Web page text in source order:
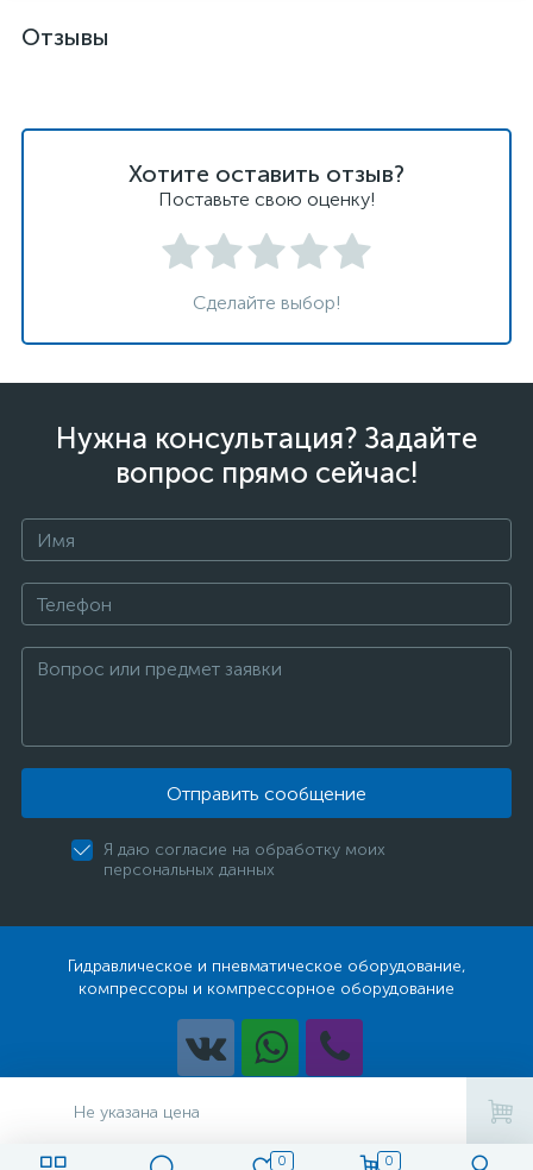
0 0
Не указана цена
Отзывы
Хотите оставить отзыв?
Поставьте свою оценку!
Сделайте выбор!
Нужна консультация? Задайте
вопрос прямо сейчас!
Отправить сообщение
Я даю согласие на обработку моих
персональных данных
Гидравлическое и пневматическое оборудование,
компрессоры и компрессорное оборудование